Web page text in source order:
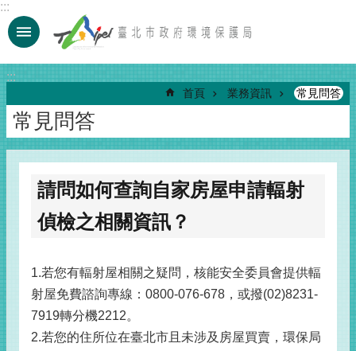
跳到主要內容區塊
:::
:::
首頁 業務資訊 常見問答
常見問答
請問如何查詢自家房屋申請輻射
偵檢之相關資訊？
1.若您有輻射屋相關之疑問，核能安全委員會提供輻
射屋免費諮詢專線：0800-076-678，或撥(02)8231-
7919轉分機2212。
2.若您的住所位在臺北市且未涉及房屋買賣，環保局